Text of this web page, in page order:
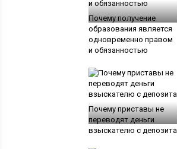
Почему получение
образования является
одновременно правом
и обязанностью
Почему приставы не
переводят деньги
взыскателю с депозита